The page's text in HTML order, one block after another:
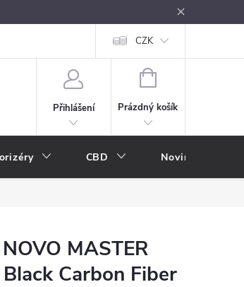
Vše o e-kouření Nákupní rádce
CZK
Přihlášení
NÁKUPNÍ
Prázdný košík
CBD Novinky
MASTER
Carbon Fiber